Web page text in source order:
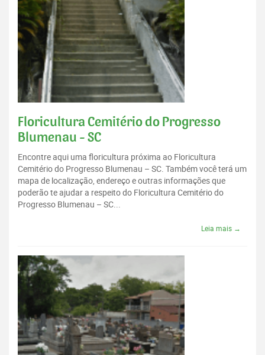
Floricultura Cemitério do Progresso
Blumenau - SC
Encontre aqui uma floricultura próxima ao Floricultura
Cemitério do Progresso Blumenau – SC. Também você terá um
mapa de localização, endereço e outras informações que
poderão te ajudar a respeito do Floricultura Cemitério do
Progresso Blumenau – SC...
Leia mais →